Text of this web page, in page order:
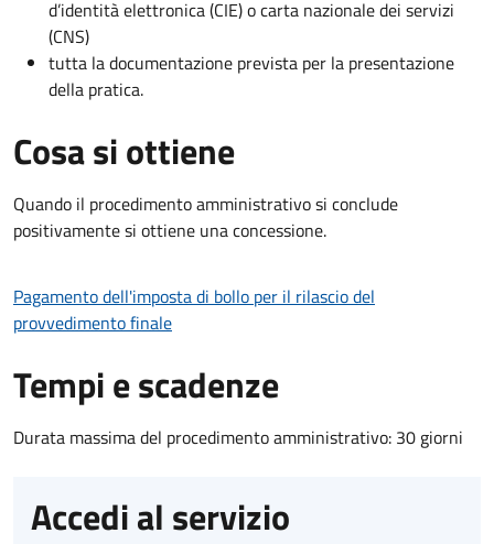
d’identità elettronica (CIE) o carta nazionale dei servizi
(CNS)
tutta la documentazione prevista per la presentazione
della pratica.
Cosa si ottiene
Quando il procedimento amministrativo si conclude
positivamente si ottiene una concessione.
Pagamento dell'imposta di bollo per il rilascio del
provvedimento finale
Tempi e scadenze
Durata massima del procedimento amministrativo: 30 giorni
Accedi al servizio